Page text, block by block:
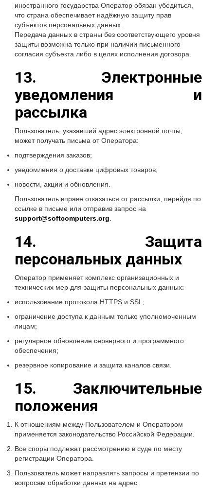
иностранного государства Оператор обязан убедиться,
что страна обеспечивает надёжную защиту прав
субъектов персональных данных.
Передача данных в страны без соответствующего уровня
защиты возможна только при наличии письменного
согласия субъекта либо в целях исполнения договора.
13. Электронные
уведомления и
рассылка
Пользователь, указавший адрес электронной почты,
может получать письма от Оператора:
подтверждения заказов;
уведомления о доставке цифровых товаров;
новости, акции и обновления.
Пользователь вправе отказаться от рассылки, перейдя по
ссылке в письме или отправив запрос на
support@softcomputers.org
14. Защита
персональных данных
Оператор применяет комплекс организационных и
технических мер для защиты персональных данных:
использование протокола HTTPS и SSL;
ограничение доступа к данным только уполномоченным
лицам;
регулярное обновление серверного и программного
обеспечения;
резервное копирование и защита каналов связи.
15. Заключительные
положения
К отношениям между Пользователем и Оператором
применяется законодательство Российской Федерации.
Все споры подлежат рассмотрению в суде по месту
регистрации Оператора.
Пользователь может направлять запросы и претензии по
вопросам обработки данных на адрес